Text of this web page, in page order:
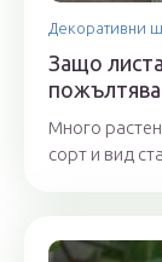
Декоративни
Защо
Много
сорт и вид